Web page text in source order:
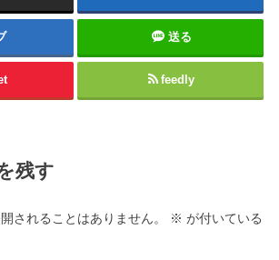
送る
feedly
残す
されることはありません。 ※ が付いている